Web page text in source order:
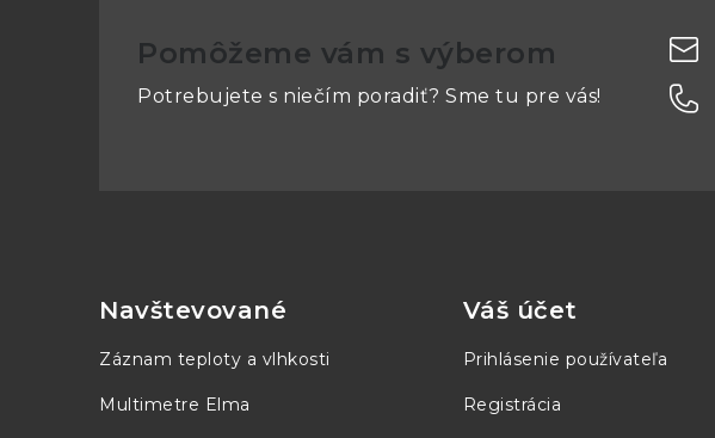
Pomôžeme vám s výberom
Potrebujete s niečím poradiť? Sme tu pre vás!
Navštevované
Záznam teploty a vlhkosti
Multimetre Elma
Váš účet
Prihlásenie používateľa
Registrácia